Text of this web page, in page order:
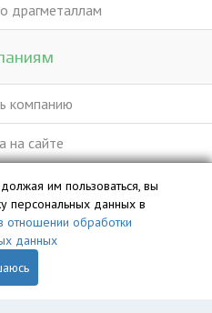
драгметаллам
компанию
на сайте
интеллектуальной
и охраняется законом.
им пользоваться, вы
персональных данных в
отношении обработки
данных